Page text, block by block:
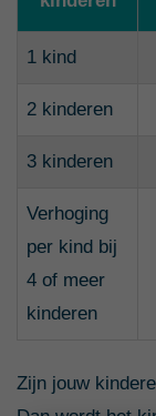
1 kind
2 kinderen
3 kinderen
Verhoging
per kind bij
4 of meer
kinderen
Zijn jouw